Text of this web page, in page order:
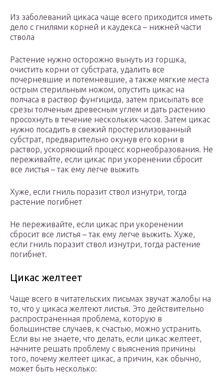
Из заболеваний цикаса чаще всего приходится иметь
дело с гнилями корней и каудекса – нижней части
ствола
Растение нужно осторожно вынуть из горшка,
очистить корни от субстрата, удалить все
почерневшие и потемневшие, а также мягкие места
острым стерильным ножом, опустить цикас на
полчаса в раствор фунгицида, затем присыпать все
срезы толченым древесным углем и дать растению
просохнуть в течение нескольких часов. Затем цикас
нужно посадить в свежий простерилизованный
субстрат, предварительно окунув его корни в
раствор, ускоряющий процесс корнеобразования. Не
переживайте, если цикас при укоренении сбросит
все листья – так ему легче выжить
Хуже, если гниль поразит ствол изнутри, тогда
растение погибнет
Не переживайте, если цикас при укоренении
сбросит все листья – так ему легче выжить. Хуже,
если гниль поразит ствол изнутри, тогда растение
погибнет.
Цикас желтеет
Чаще всего в читательских письмах звучат жалобы на
то, что у цикаса желтеют листья. Это действительно
распространенная проблема, которую в
большинстве случаев, к счастью, можно устранить.
Если вы не знаете, что делать, если цикас желтеет,
начните решать проблему с выяснения причины
того, почему желтеет цикас, а причин, как обычно,
может быть несколько: